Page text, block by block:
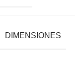
DIMENSIONES